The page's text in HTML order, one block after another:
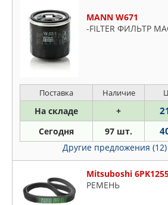
MANN W671
-FILTER ФИЛЬТР
Поставка Наличие
На складе +
Сегодня 97 шт.
Другие предложения (12)
Mitsuboshi
РЕМЕНЬ